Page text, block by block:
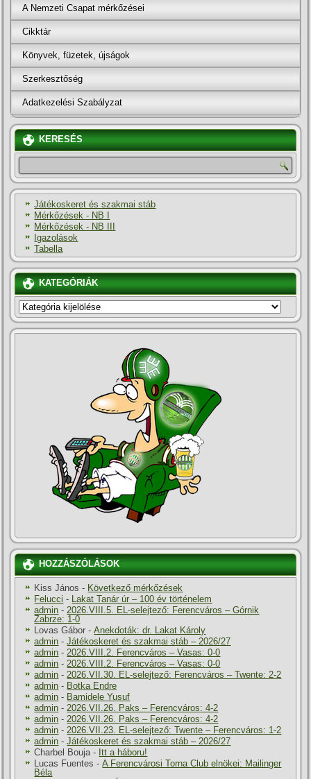
A Nemzeti Csapat mérkőzései
Cikktár
Könyvek, füzetek, újságok
Szerkesztőség
Adatkezelési Szabályzat
KERESÉS
Játékoskeret és szakmai stáb
Mérkőzések - NB I
Mérkőzések - NB III
Igazolások
Tabella
KATEGÓRIÁK
KATEGÓRIÁK
HOZZÁSZÓLÁSOK
Kiss János - Következő mérkőzések
Felucci -
Lakat Tanár úr – 100 év történelem
admin - 2026.VIII.5. EL-selejtező: Ferencváros – Górnik
Zabrze: 1-0
Lovas Gábor -Anekdoták: dr. Lakat Károly
admin -Játékoskeret és szakmai stáb – 2026/27
admin - 2026.VIII.2. Ferencváros – Vasas: 0-0
admin - 2026.VIII.2. Ferencváros – Vasas: 0-0
admin - 2026.VII.30. EL-selejtező: Ferencváros – Twente: 2-2
admin - Botka Endre
admin - Bamidele Yusuf
admin - 2026.VII.26. Paks – Ferencváros: 4-2
admin - 2026.VII.26. Paks – Ferencváros: 4-2
admin - 2026.VII.23. EL-selejtező: Twente – Ferencváros: 1-2
admin -Játékoskeret és szakmai stáb – 2026/27
Charbel Bouja - Itt a háboru!
Lucas Fuentes -A Ferencvárosi Torna Club elnökei: Mailinger
Béla